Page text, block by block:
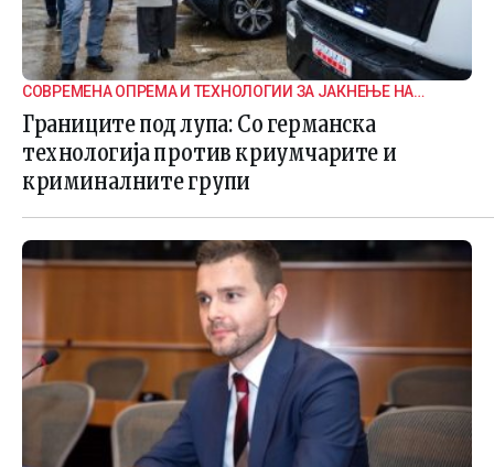
СОВРЕМЕНА ОПРЕМА И ТЕХНОЛОГИИ ЗА ЈАКНЕЊЕ НА
ГРАНИЧНАТА БЕЗБЕДНОСТ
Границите под лупа: Со германска
технологија против криумчарите и
криминалните групи